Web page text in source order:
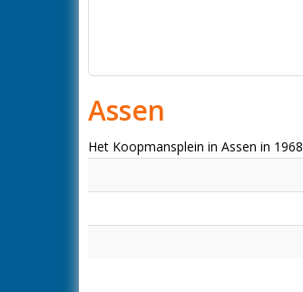
Assen
Het Koopmansplein in Assen in 1968